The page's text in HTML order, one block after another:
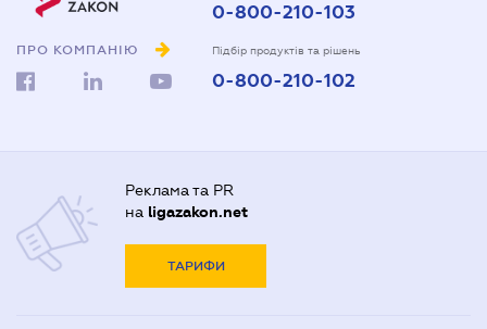
ПРО КОМПАНІЮ
0-800-210-103
Підбір продуктів та рішень
0-800-210-102
Реклама та PR
на ligazakon.net
ТАРИФИ